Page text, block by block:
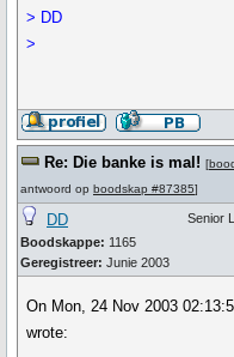
> DD
>
Re: Die banke is mal! [
antwoord op boodskap #87385]
DD
Boodskappe: 1165
Geregistreer: Junie 2003
Senior
On Mon, 24 Nov 2003
wrote: